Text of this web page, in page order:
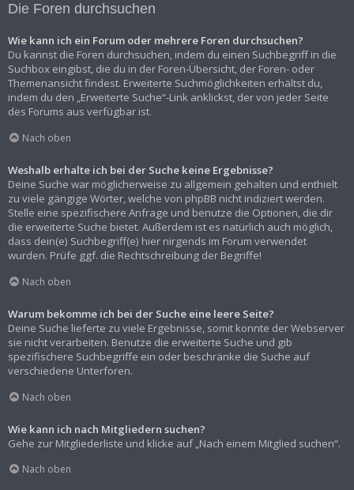
Die Foren durchsuchen
Wie kann ich ein Forum oder mehrere Foren durchsuchen?
Du kannst die Foren durchsuchen, indem du einen Suchbegriff in die
Suchbox eingibst, die du in der Foren-Übersicht, der Foren- oder
Themenansicht findest. Erweiterte Suchmöglichkeiten erhältst du,
indem du den „Erweiterte Suche“-Link anklickst, der von jeder Seite
des Forums aus verfügbar ist.
Nach oben
Weshalb erhalte ich bei der Suche keine Ergebnisse?
Deine Suche war möglicherweise zu allgemein gehalten und enthielt
zu viele gängige Wörter, welche von phpBB nicht indiziert werden.
Stelle eine spezifischere Anfrage und benutze die Optionen, die dir
die erweiterte Suche bietet. Außerdem ist es natürlich auch möglich,
dass dein(e) Suchbegriff(e) hier nirgends im Forum verwendet
wurden. Prüfe ggf. die Rechtschreibung der Begriffe!
Nach oben
Warum bekomme ich bei der Suche eine leere Seite?
Deine Suche lieferte zu viele Ergebnisse, somit konnte der Webserver
sie nicht verarbeiten. Benutze die erweiterte Suche und gib
spezifischere Suchbegriffe ein oder beschränke die Suche auf
verschiedene Unterforen.
Nach oben
Wie kann ich nach Mitgliedern suchen?
Gehe zur Mitgliederliste und klicke auf „Nach einem Mitglied suchen“.
Nach oben